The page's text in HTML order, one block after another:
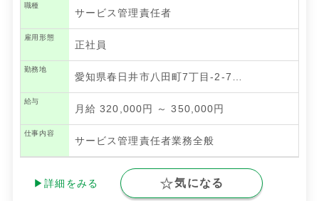
職種
サービス管理責任者
雇用形態
正社員
勤務地
愛知県春日井市八田町7丁目-2-7…
給与
月給 320,000円 ～ 350,000円
仕事内容
サービス管理責任者業務全般
▶詳細をみる 気になる